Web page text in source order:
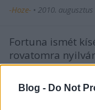
Blog - Do Not
-Hoze- • 2010. augusztus
Fortuna ismét
rovatomra
ehéten 3-szor is
játszottam meg,
(csekély vigasz